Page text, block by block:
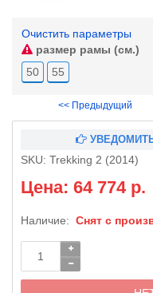
Очистить параметры
размер рамы (см.)
50
55
<< Предыдущий
SKU: Trekking 2 (2014)
Цена: 64 774 р.
Наличие: Снят с